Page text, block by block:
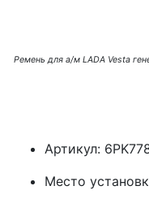
Ремень для а/м LADA Vesta
Артикул:
Место